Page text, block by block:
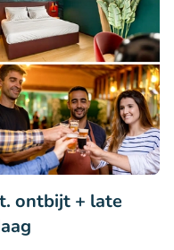
ontbijt + late